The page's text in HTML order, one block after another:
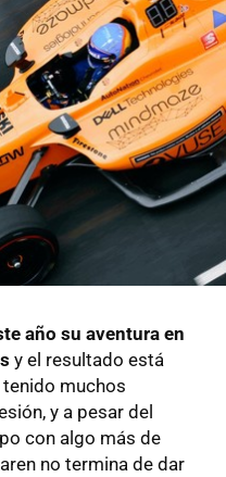
año su aventura en
y el resultado está
muchos
y a pesar del
con algo más de
no termina de dar